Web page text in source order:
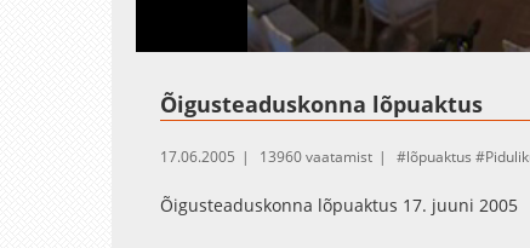
Unmute Loaded:
1.75%
Õigusteaduskonna lõpuaktus
17.06.2005 13960 vaatamist lõpuaktus
Õigusteaduskonna lõpuaktus 17. juuni 2005